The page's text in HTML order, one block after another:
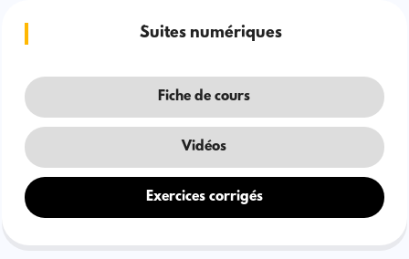
Suites numériques
Fiche de cours
Vidéos
Exercices corrigés